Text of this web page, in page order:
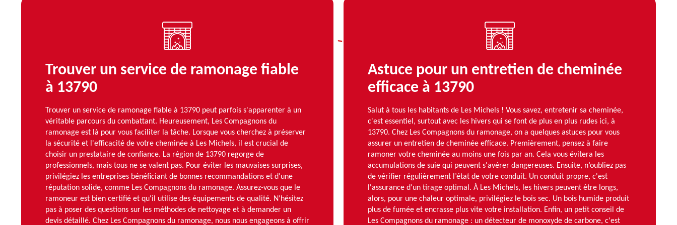
Trouver un service de ramonage fiable
à 13790
Trouver un service de ramonage fiable à 13790 peut parfois s'apparenter à un
véritable parcours du combattant. Heureusement, Les Compagnons du
ramonage est là pour vous faciliter la tâche. Lorsque vous cherchez à préserver
la sécurité et l'efficacité de votre cheminée à Les Michels, il est crucial de
choisir un prestataire de confiance. La région de 13790 regorge de
professionnels, mais tous ne se valent pas. Pour éviter les mauvaises surprises,
privilégiez les entreprises bénéficiant de bonnes recommandations et d'une
réputation solide, comme Les Compagnons du ramonage. Assurez-vous que le
ramoneur est bien certifié et qu'il utilise des équipements de qualité. N'hésitez
pas à poser des questions sur les méthodes de nettoyage et à demander un
devis détaillé. Chez Les Compagnons du ramonage, nous nous engageons à offrir
Astuce pour un entretien de cheminée
efficace à 13790
Salut à tous les habitants de Les Michels ! Vous savez, entretenir sa cheminée,
c'est essentiel, surtout avec les hivers qui se font de plus en plus rudes ici, à
13790. Chez Les Compagnons du ramonage, on a quelques astuces pour vous
assurer un entretien de cheminée efficace. Premièrement, pensez à faire
ramoner votre cheminée au moins une fois par an. Cela vous évitera les
accumulations de suie qui peuvent s'avérer dangereuses. Ensuite, n’oubliez pas
de vérifier régulièrement l’état de votre conduit. Un conduit propre, c'est
l'assurance d'un tirage optimal. À Les Michels, les hivers peuvent être longs,
alors, pour une chaleur optimale, privilégiez le bois sec. Un bois humide produit
plus de fumée et encrasse plus vite votre installation. Enfin, un petit conseil de
Les Compagnons du ramonage : un détecteur de monoxyde de carbone, c'est